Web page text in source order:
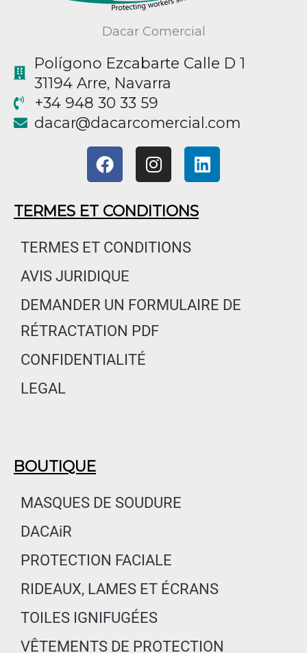
Dacar Comercial
Polígono Ezcabarte Calle D 1
31194 Arre, Navarra
+34 948 30 33 59
moc.laicremocracad
@racad
F
a
e
b
o
k
I
n
t
a
g
m
L
i
TERMES ET CONDITIONS
TERMES ET CONDITIONS
AVIS JURIDIQUE
DEMANDER UN FORMULAIRE DE
RÉTRACTATION PDF
CONFIDENTIALITÉ
LEGAL
BOUTIQUE
MASQUES DE SOUDURE
DACAiR
PROTECTION FACIALE
RIDEAUX, LAMES ET ÉCRANS
TOILES IGNIFUGÉES
VÊTEMENTS DE PROTECTION